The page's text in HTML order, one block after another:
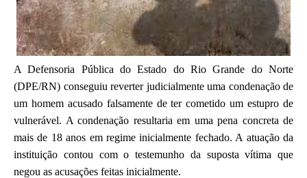
A Defensoria Pública do Estado do Rio Grande do Norte
(DPE/RN) conseguiu reverter judicialmente uma condenação de
um homem acusado falsamente de ter cometido um estupro de
vulnerável. A condenação resultaria em uma pena concreta de
mais de 18 anos em regime inicialmente fechado. A atuação da
instituição contou com o testemunho da suposta vítima que
negou as acusações feitas inicialmente.